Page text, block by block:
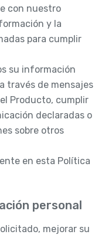
con nuestro
y la
para cumplir
su información
través de mensajes
Producto, cumplir
declaradas o
sobre otros
en esta Política
personal
mejorar su